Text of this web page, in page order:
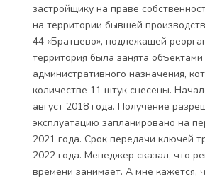
застройщику на праве
на территории бывшей
44 «Братцево», подлежащей
территория была занята
административного назначения,
количестве 11 штук снесены.
август 2018 года. Получение
эксплуатацию запланировано на
2021 года. Срок передачи ключей
2022 года. Менеджер сказал, что
времени занимает. А мне кажется,